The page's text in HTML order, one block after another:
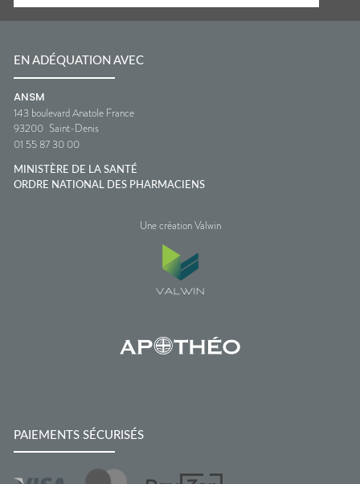
EN ADÉQUATION AVEC
ANSM
143 boulevard Anatole France
93200 Saint-Denis
01 55 87 30 00
MINISTÈRE DE LA SANTÉ
ORDRE NATIONAL DES PHARMACIENS
Une création Valwin
PAIEMENTS SÉCURISÉS